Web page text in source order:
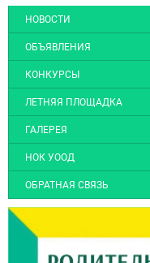
НОВОСТИ
ОБЪЯВЛЕНИЯ
КОНКУРСЫ
ЛЕТНЯЯ ПЛОЩАДКА
ГАЛЕРЕЯ
НОК УООД
ОБРАТНАЯ СВЯЗЬ